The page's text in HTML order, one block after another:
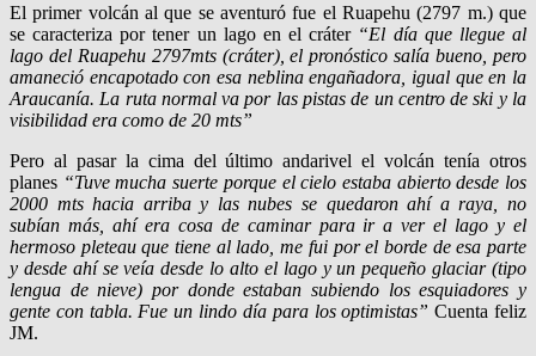
El primer volcán al que se aventuró fue el Ruapehu (2797 m.) que
se caracteriza por tener un lago en el cráter “El día que llegue al
lago del Ruapehu 2797mts (cráter), el pronóstico salía bueno, pero
amaneció encapotado con esa neblina engañadora, igual que en la
Araucanía. La ruta normal va por las pistas de un centro de ski y la
visibilidad era como de 20 mts”
Pero al pasar la cima del último andarivel el volcán tenía otros
planes “Tuve mucha suerte porque el cielo estaba abierto desde los
2000 mts hacia arriba y las nubes se quedaron ahí a raya, no
subían más, ahí era cosa de caminar para ir a ver el lago y el
hermoso pleteau que tiene al lado, me fui por el borde de esa parte
y desde ahí se veía desde lo alto el lago y un pequeño glaciar (tipo
lengua de nieve) por donde estaban subiendo los esquiadores y
gente con tabla. Fue un lindo día para los optimistas” Cuenta feliz
JM.